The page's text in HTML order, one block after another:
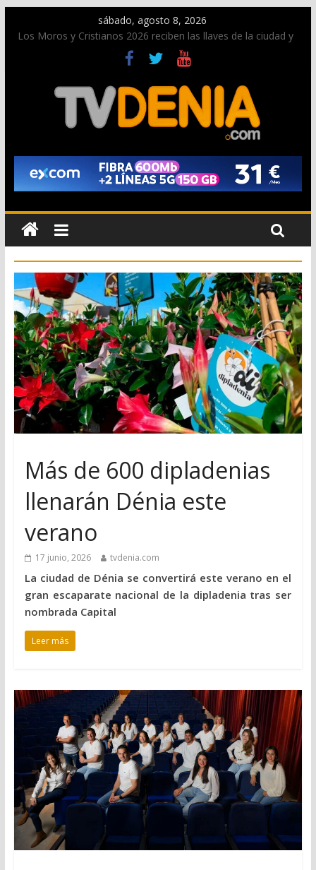
sábado, agosto 8, 2026
Los Moros y Cristianos 2026 reciben las llaves de la ciudad y
dan inicio a las fiestas en Dénia
El bando moro protagonista en la Segunda Entraeta Festera
Paco Adsuar dona al Arxiu de Dénia más de 50.000 imágenes
de la memoria visual de la ciudad
La Entraeta Festera llena de ambiente la calle Marqués de
Campo con la recepción a la Capitanía Cristiana
El XII Festival de Jazz de Dénia reunirá durante agosto a
figuras nacionales e internacionales en los Jardins de
Torrecremada
Más de 600 dipladenias
llenarán Dénia este
verano
17 junio, 2026 tvdenia.com
La ciudad de Dénia se convertirá este verano en el
gran escaparate nacional de la dipladenia tras ser
nombrada Capital
Leer más